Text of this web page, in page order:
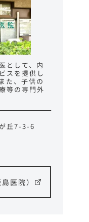
として、内
スを提供し
た、子供の
等の専門外
丘7-3-6
医院）